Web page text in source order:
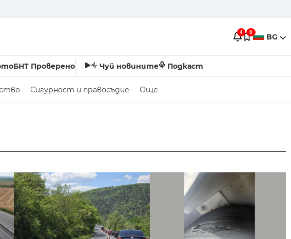
4 0 BG
БНТ Проверено Чуй новините Подкаст
Сигурност и правосъдие Още